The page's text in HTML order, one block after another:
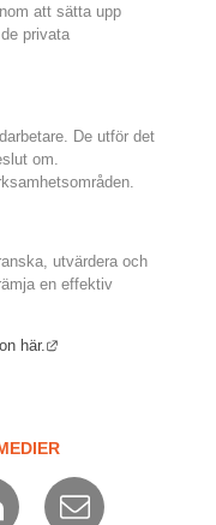
att sätta upp
privata
De utför det
om.
utvärdera och
en effektiv
här.